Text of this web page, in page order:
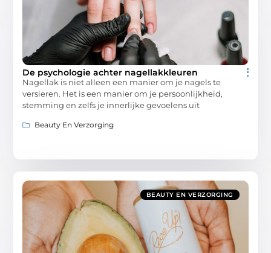
De psychologie achter nagellakkleuren
Nagellak is niet alleen een manier om je nagels te
versieren. Het is een manier om je persoonlijkheid,
stemming en zelfs je innerlijke gevoelens uit
Beauty En Verzorging
BEAUTY EN VERZORGING